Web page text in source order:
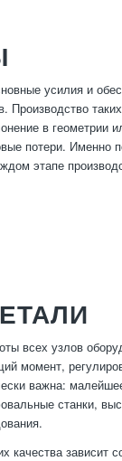
усилия и
в геометрии
потери. Именно
этапе
всех узлов
момент,
важна:
станки,
зависит